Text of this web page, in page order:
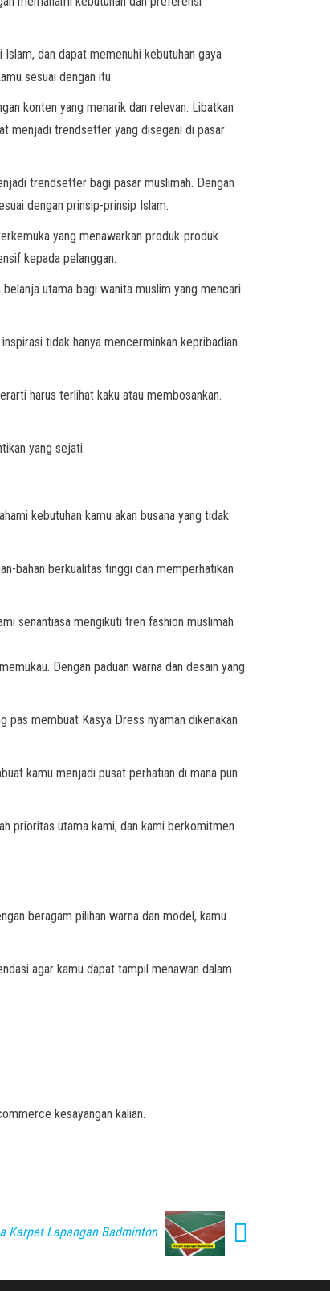
dan dapat memenuhi kebutuhan gaya
sesuai dengan itu.
konten yang menarik dan relevan. Libatkan
menjadi trendsetter yang disegani di pasar
trendsetter bagi pasar muslimah. Dengan
dengan prinsip-prinsip Islam.
yang menawarkan produk-produk
kepada pelanggan.
utama bagi wanita muslim yang mencari
tidak hanya mencerminkan kepribadian
harus terlihat kaku atau membosankan.
yang sejati.
kebutuhan kamu akan busana yang tidak
bahan berkualitas tinggi dan memperhatikan
senantiasa mengikuti tren fashion muslimah
Dengan paduan warna dan desain yang
pas membuat Kasya Dress nyaman dikenakan
kamu menjadi pusat perhatian di mana pun
prioritas utama kami, dan kami berkomitmen
beragam pilihan warna dan model, kamu
agar kamu dapat tampil menawan dalam
kesayangan kalian.
Karpet Lapangan Badminton